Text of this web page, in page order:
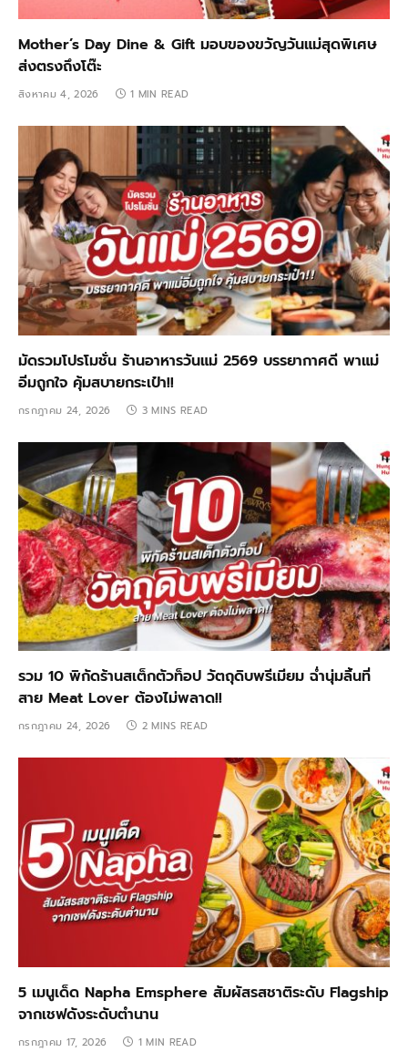
Mother’s Day Dine & Gift มอบของขวัญวันแม่สุดพิเศษ
ส่งตรงถึงโต๊ะ
สิงหาคม 4, 2026 1 MIN READ
มัดรวมโปรโมชั่น ร้านอาหารวันแม่ 2569 บรรยากาศดี พาแม่
อิ่มถูกใจ คุ้มสบายกระเป๋า!!
กรกฎาคม 24, 2026 3 MINS READ
รวม 10 พิกัดร้านสเต็กตัวท็อป วัตถุดิบพรีเมียม ฉ่ำนุ่มลิ้นที่
สาย Meat Lover ต้องไม่พลาด!!
กรกฎาคม 24, 2026 2 MINS READ
5 เมนูเด็ด Napha Emsphere สัมผัสรสชาติระดับ Flagship
จากเชฟดังระดับตำนาน
กรกฎาคม 17, 2026 1 MIN READ